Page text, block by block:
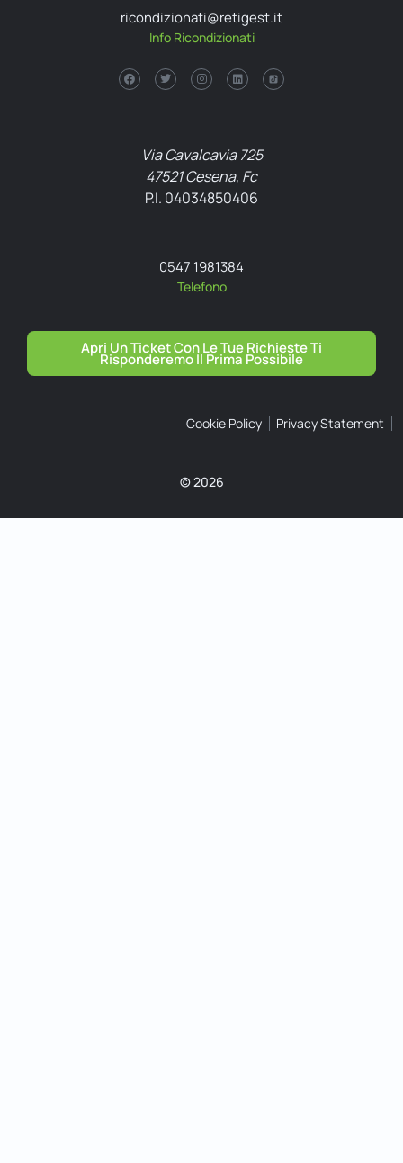
ricondizionati@retigest.it
Info Ricondizionati
Via Cavalcavia 725
47521 Cesena, Fc
P.I. 04034850406
0547 1981384
Telefono
Apri Un Ticket Con Le Tue Richieste Ti
Risponderemo Il Prima Possibile
© 2026
Cookie Policy Privacy Statement